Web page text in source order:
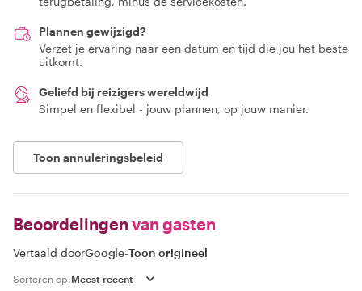
Plannen gewijzigd?
Verzet je ervaring naar een datum en tijd die jou het beste
uitkomt.
Geliefd bij reizigers wereldwijd
Simpel en flexibel - jouw plannen, op jouw manier.
Toon annuleringsbeleid
Beoordelingen van gasten
Vertaald doorGoogle-Toon origineel
Sorteren op: